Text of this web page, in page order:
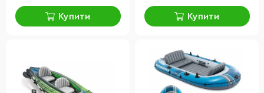
Купити Купити